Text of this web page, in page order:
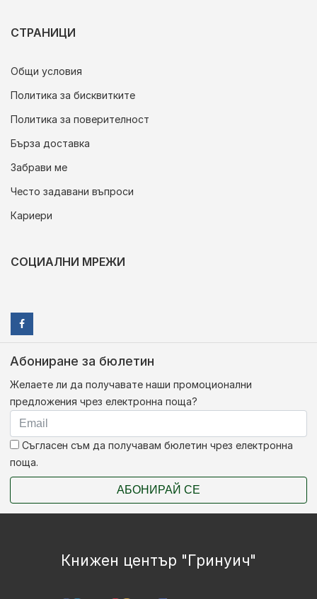
СТРАНИЦИ
Общи условия
Политика за бисквитките
Политика за поверителност
Бърза доставка
Забрави ме
Често задавани въпроси
Кариери
СОЦИАЛНИ МРЕЖИ
Абониране за бюлетин
Желаете ли да получавате наши промоционални
предложения чрез електронна поща?
Съгласен съм да получавам бюлетин чрез електронна
поща.
АБОНИРАЙ СЕ
Книжен център "Гринуич"